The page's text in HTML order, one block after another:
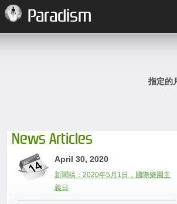
Paradism
指定的
News Articles
April 30, 2020
新聞稿：2020年5月1日，國際樂園主
義日